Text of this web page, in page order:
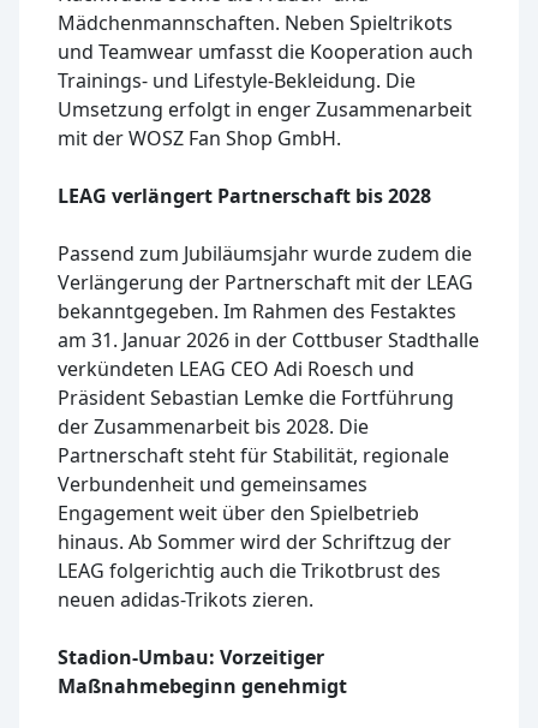
Mädchenmannschaften. Neben Spieltrikots
und Teamwear umfasst die Kooperation auch
Trainings- und Lifestyle-Bekleidung. Die
Umsetzung erfolgt in enger Zusammenarbeit
mit der WOSZ Fan Shop GmbH.
LEAG verlängert Partnerschaft bis 2028
Passend zum Jubiläumsjahr wurde zudem die
Verlängerung der Partnerschaft mit der LEAG
bekanntgegeben. Im Rahmen des Festaktes
am 31. Januar 2026 in der Cottbuser Stadthalle
verkündeten LEAG CEO Adi Roesch und
Präsident Sebastian Lemke die Fortführung
der Zusammenarbeit bis 2028. Die
Partnerschaft steht für Stabilität, regionale
Verbundenheit und gemeinsames
Engagement weit über den Spielbetrieb
hinaus. Ab Sommer wird der Schriftzug der
LEAG folgerichtig auch die Trikotbrust des
neuen adidas-Trikots zieren.
Stadion-Umbau: Vorzeitiger
Maßnahmebeginn genehmigt